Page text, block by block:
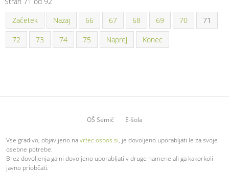
Začetek
Nazaj 66 67 68 69 70
71
72
73 74 75 Naprej Konec
OŠ Semič E-šola
Vse gradivo, objavljeno navrtec.osbos.si, je dovoljeno uporabljati le za svoje
osebne potrebe.
Brez dovoljenja ga ni dovoljeno uporabljati v druge namene ali ga kakorkoli
javno priobčati.